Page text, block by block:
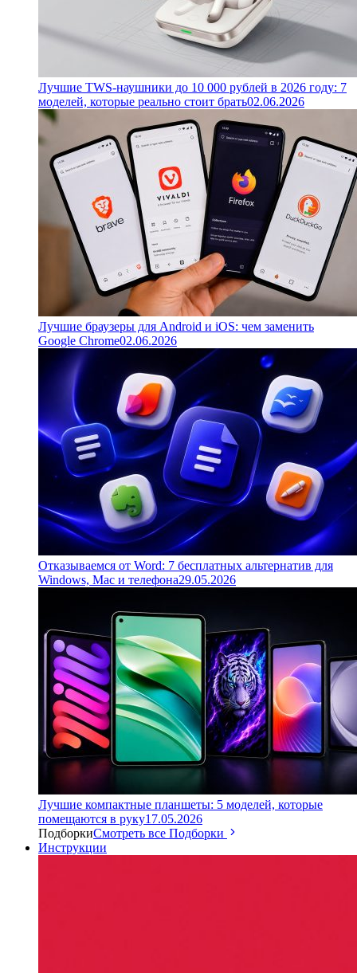
Лучшие TWS-наушники до 10 000 рублей в 2026 году: 7
моделей, которые реально стоит брать02.06.2026
Лучшие браузеры для Android и iOS: чем заменить
Google Chrome02.06.2026
Отказываемся от Word: 7 бесплатных альтернатив для
Windows, Mac и телефона29.05.2026
Лучшие компактные планшеты: 5 моделей, которые
помещаются в руку17.05.2026
ПодборкиСмотреть все Подборки
Инструкции